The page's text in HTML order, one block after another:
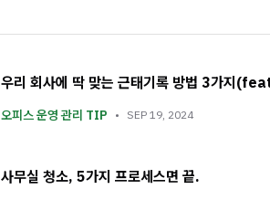
우리 회사에 딱 맞는 근태기록 방법 3가지
오피스 운영 관리 TIP SEP 19, 2024
사무실 청소, 5가지 프로세스면 끝.